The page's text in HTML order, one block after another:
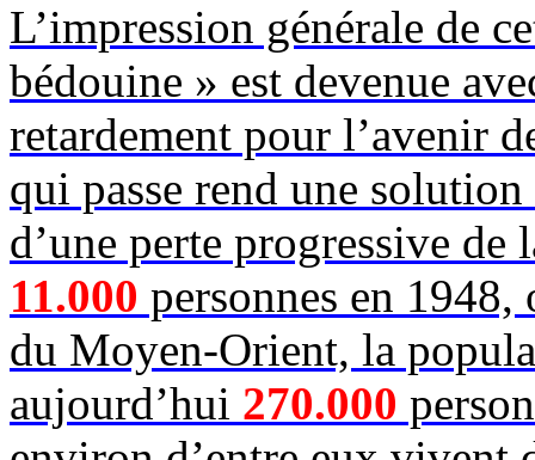
L’impression générale de
bédouine » est devenue
retardement pour l’avenir
qui passe rend une
d’une perte progressive de
11.000 personnes en
du Moyen-Orient, la
aujourd’hui 270.000